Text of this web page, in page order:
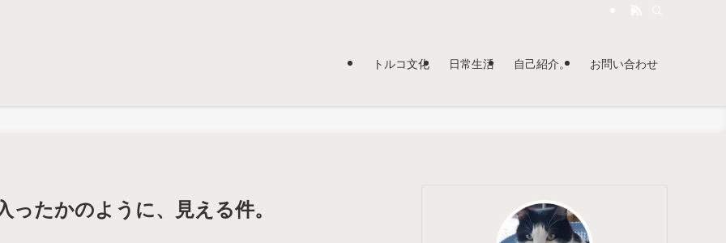
トルコ文化 日常生活 自己紹介。 お問い合わせ
たかのように、見える件。